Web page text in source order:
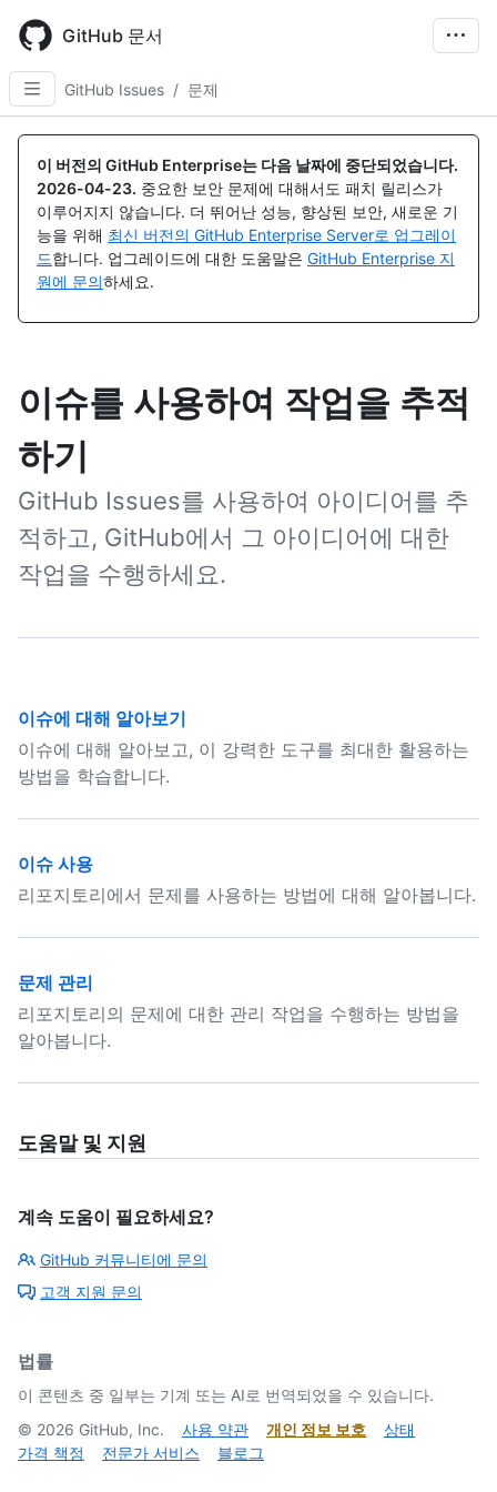
main
content
GitHub 문서
GitHub Issues / 문제
이 버전의 GitHub Enterprise는 다음 날짜에 중단되었습니다.
2026-04-23. 중요한 보안 문제에 대해서도 패치 릴리스가
이루어지지 않습니다. 더 뛰어난 성능, 향상된 보안, 새로운 기
능을 위해 최신 버전의 GitHub Enterprise Server로 업그레이
드합니다. 업그레이드에 대한 도움말은 GitHub Enterprise 지
원에 문의하세요.
이슈를 사용하여 작업을 추적
하기
GitHub Issues를 사용하여 아이디어를 추
적하고, GitHub에서 그 아이디어에 대한
작업을 수행하세요.
이슈에 대해 알아보기
이슈에 대해 알아보고, 이 강력한 도구를 최대한 활용하는
방법을 학습합니다.
이슈 사용
리포지토리에서 문제를 사용하는 방법에 대해 알아봅니다.
문제 관리
리포지토리의 문제에 대한 관리 작업을 수행하는 방법을
알아봅니다.
도움말 및 지원
계속 도움이 필요하세요?
GitHub 커뮤니티에 문의
고객 지원 문의
법률
이 콘텐츠 중 일부는 기계 또는 AI로 번역되었을 수 있습니다.
© 2026 GitHub, Inc. 사용 약관 개인 정보 보호
상태
가격 책정
전문가 서비스 블로그